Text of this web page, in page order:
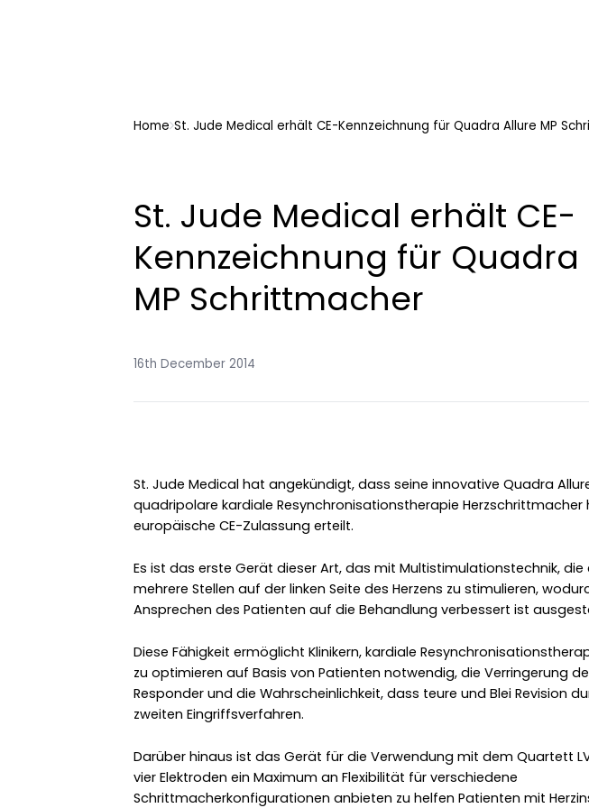
Home St. Jude Medical erhält CE-Kennzeichnung für Quadra Allure MP
St. Jude Medical erhält CE-
Kennzeichnung für Quadra
MP Schrittmacher
16th December 2014
St. Jude Medical hat angekündigt, dass seine innovative Quadra
quadripolare kardiale Resynchronisationstherapie Herzschrittmacher
europäische CE-Zulassung erteilt.
Es ist das erste Gerät dieser Art, das mit Multistimulationstechnik,
mehrere Stellen auf der linken Seite des Herzens zu stimulieren,
Ansprechen des Patienten auf die Behandlung verbessert ist
Diese Fähigkeit ermöglicht Klinikern, kardiale
zu optimieren auf Basis von Patienten notwendig, die Verringerung
Responder und die Wahrscheinlichkeit, dass teure und Blei Revision
zweiten Eingriffsverfahren.
Darüber hinaus ist das Gerät für die Verwendung mit dem Quartett
vier Elektroden ein Maximum an Flexibilität für verschiedene
Schrittmacherkonfigurationen anbieten zu helfen Patienten mit